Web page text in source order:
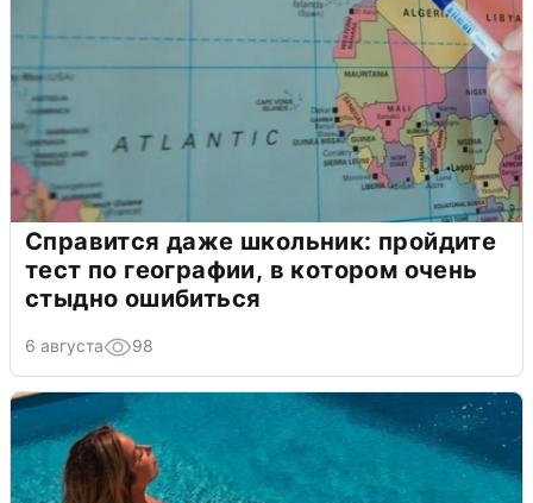
Справится даже школьник: пройдите
тест по географии, в котором очень
стыдно ошибиться
6 августа 98